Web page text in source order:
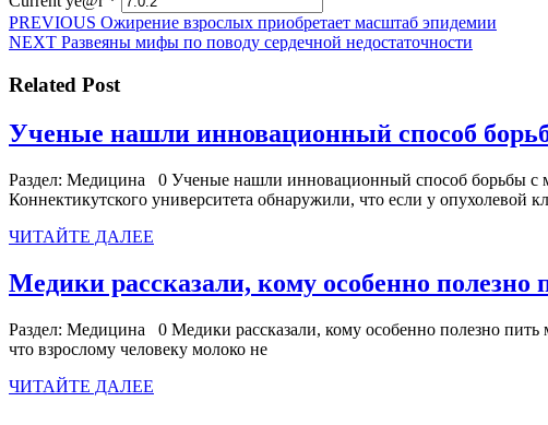
Навигация
по
записям
PREVIOUS Предыдущая
запись:
Ожирение взрослых приобретает масштаб эпидемии
NEXT Следующая
Развеяны мифы по поводу сердечной недостаточности
Related Post
Ученые нашли инновационный способ
Раздел: Медицина 0 Ученые нашли инновационный способ борьбы с
Коннектикутского университета обнаружили, что если у опухолевой
ЧИТАЙТЕ ДАЛЕЕ
Медики рассказали, кому особенно полезно
Раздел: Медицина 0 Медики рассказали, кому особенно полезно
что взрослому человеку молоко не
ЧИТАЙТЕ ДАЛЕЕ